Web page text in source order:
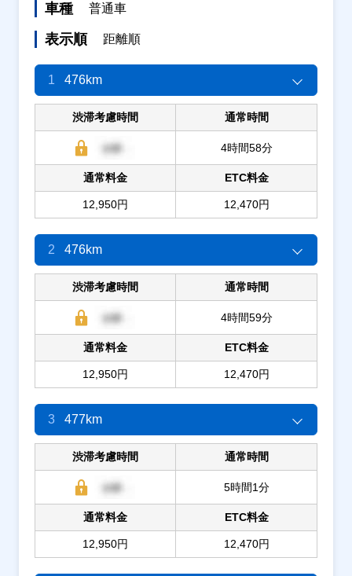
車種 普通車
表示順 距離順
1 476km
渋滞考慮時間 通常時間
4時間58分
通常料金
12,950円
ETC料金
12,470円
2 476km
渋滞考慮時間 通常時間
4時間59分
通常料金
12,950円
ETC料金
12,470円
3 477km
渋滞考慮時間 通常時間
5時間1分
通常料金
12,950円
ETC料金
12,470円